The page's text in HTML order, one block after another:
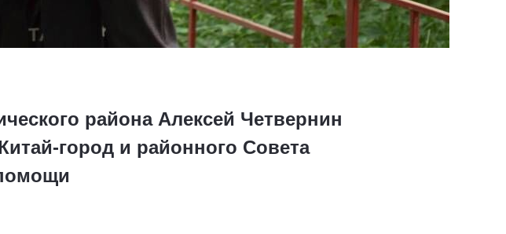
района Алексей Четвернин
город и районного Совета